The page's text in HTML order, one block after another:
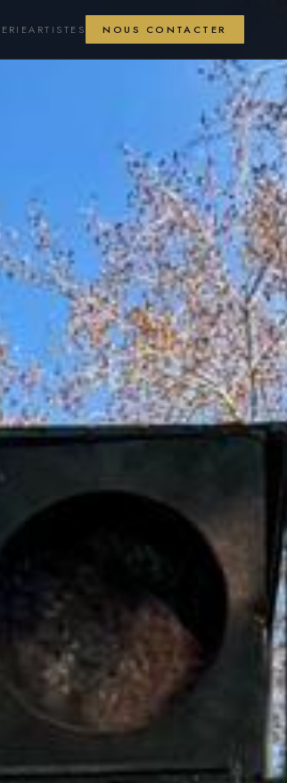
ARTISTES NOUS CONTACTER